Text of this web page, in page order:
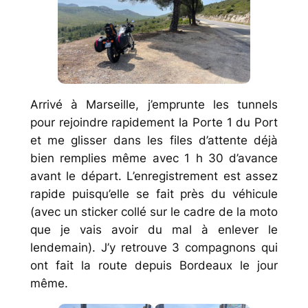
Arrivé à Marseille, j’emprunte les tunnels
pour rejoindre rapidement la Porte 1 du Port
et me glisser dans les files d’attente déjà
bien remplies même avec 1 h 30 d’avance
avant le départ. L’enregistrement est assez
rapide puisqu’elle se fait près du véhicule
(avec un sticker collé sur le cadre de la moto
que je vais avoir du mal à enlever le
lendemain). J’y retrouve 3 compagnons qui
ont fait la route depuis Bordeaux le jour
même.